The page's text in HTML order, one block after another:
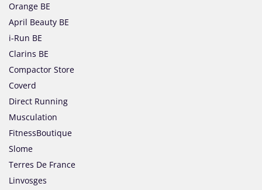
Orange BE
April Beauty BE
i-Run BE
Clarins BE
Compactor Store
Coverd
Direct Running
Musculation
FitnessBoutique
Slome
Terres De France
Linvosges